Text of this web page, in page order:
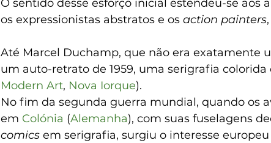
O sentido desse esforço inicial estendeu-se aos
os expressionistas abstratos e os action painters
Até Marcel Duchamp, que não era exatamente
um auto-retrato de 1959, uma serigrafia colorida
Modern Art, Nova Iorque).
No fim da segunda guerra mundial, quando os
em Colónia (Alemanha), com suas fuselagens
comics em serigrafia, surgiu o interesse